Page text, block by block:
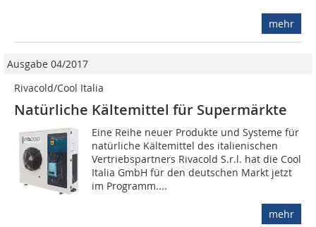
mehr
Ausgabe 04/2017
Rivacold/Cool Italia
Natürliche Kältemittel für Supermärkte
Eine Reihe neuer Produkte und Systeme für
natürliche Kältemittel des italienischen
Vertriebspartners Rivacold S.r.l. hat die Cool
Italia GmbH für den deutschen Markt jetzt
im Programm....
mehr